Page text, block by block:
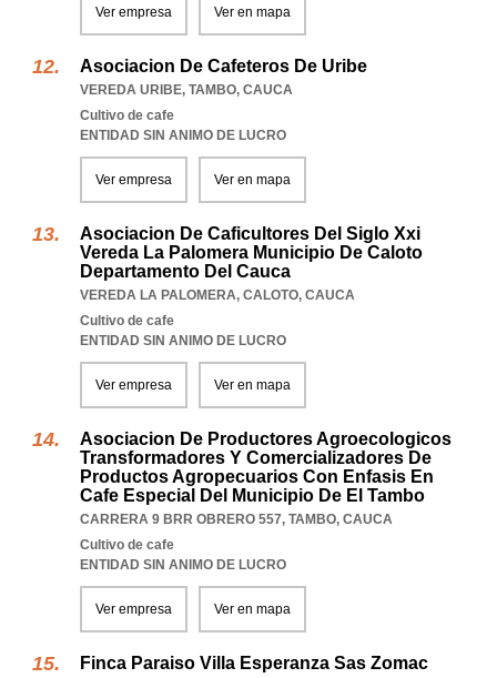
Ver empresa Ver en mapa
Asociacion De Cafeteros De Uribe
VEREDA URIBE, TAMBO, CAUCA
Cultivo de cafe
ENTIDAD SIN ANIMO DE LUCRO
Ver empresa Ver en mapa
Asociacion De Caficultores Del Siglo Xxi
Vereda La Palomera Municipio De Caloto
Departamento Del Cauca
VEREDA LA PALOMERA, CALOTO, CAUCA
Cultivo de cafe
ENTIDAD SIN ANIMO DE LUCRO
Ver empresa Ver en mapa
Asociacion De Productores Agroecologicos
Transformadores Y Comercializadores De
Productos Agropecuarios Con Enfasis En
Cafe Especial Del Municipio De El Tambo
CARRERA 9 BRR OBRERO 557, TAMBO, CAUCA
Cultivo de cafe
ENTIDAD SIN ANIMO DE LUCRO
Ver empresa Ver en mapa
Finca Paraiso Villa Esperanza Sas Zomac